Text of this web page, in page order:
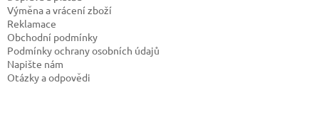
Výměna a vrácení zboží
Reklamace
Obchodní podmínky
Podmínky ochrany osobních údajů
Napište nám
Otázky a odpovědi